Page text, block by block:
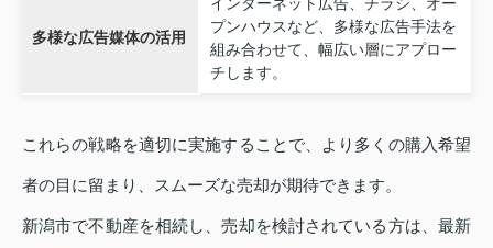
多様な広告媒体の活用
プンハウスなど、多様な広告手法を
組み合わせて、幅広い層にアプロー
チします。
これらの戦略を適切に実施することで、より多くの購入希望
者の目に留まり、スムーズな売却が期待できます。
新潟市で不動産を相続し、売却を検討されている方は、最新